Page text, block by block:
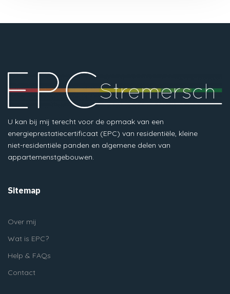
U kan bij mij terecht voor de opmaak van een
energieprestatiecertificaat (EPC) van residentiële, kleine
niet-residentiële panden en algemene delen van
appartemenstgebouwen.
Sitemap
Over mij
Wat is EPC?
Help & FAQs
Contact